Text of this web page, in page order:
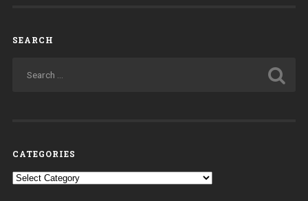
SEARCH
CATEGORIES
Categories